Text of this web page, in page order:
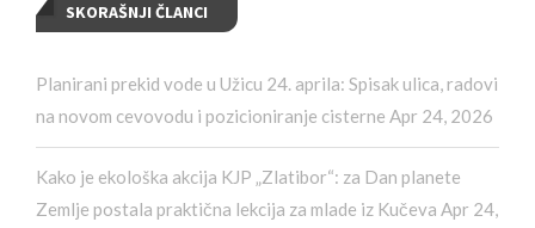
SKORAŠNJI ČLANCI
Planirani prekid vode u Užicu 24. aprila: Spisak ulica, radovi
na novom cevovodu i pozicioniranje cisterne Apr 24, 2026
Kako je ekološka akcija KJP „Zlatibor“: za Dan planete
Zemlje postala praktična lekcija za mlade iz Kučeva Apr 24,